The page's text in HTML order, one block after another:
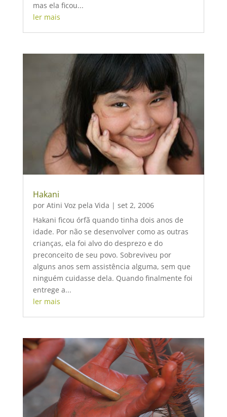
mas ela ficou...
ler mais
Hakani
por Atini Voz pela Vida | set 2, 2006
Hakani ficou órfã quando tinha dois anos de
idade. Por não se desenvolver como as outras
crianças, ela foi alvo do desprezo e do
preconceito de seu povo. Sobreviveu por
alguns anos sem assistência alguma, sem que
ninguém cuidasse dela. Quando finalmente foi
entrege a...
ler mais